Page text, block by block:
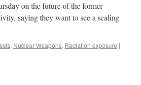
on the future of the former
saying they want to see a scaling
, Nuclear Weapons, Radiation exposure |